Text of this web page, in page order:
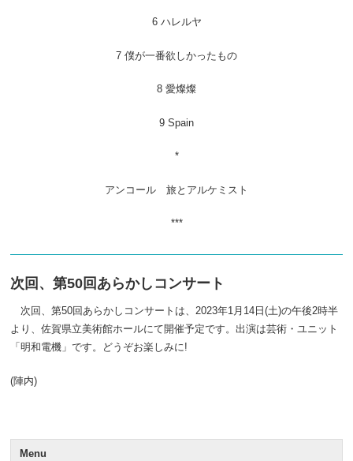
6 ハレルヤ
7 僕が一番欲しかったもの
8 愛燦燦
9 Spain
*
アンコール 旅とアルケミスト
***
次回、第50回あらかしコンサート
次回、第50回あらかしコンサートは、2023年1月14日(土)の午後2時半
より、佐賀県立美術館ホールにて開催予定です。出演は芸術・ユニット
「明和電機」です。どうぞお楽しみに!
(陣内)
Menu